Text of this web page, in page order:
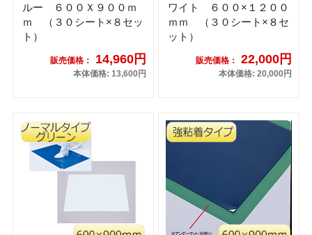
ルー ６００Ｘ９００ｍ
ｍ （３０シート×８セッ
ト）
販売価格： 14,960円
本体価格: 13,600円
ワイト ６００×１２００
ｍｍ （３０シート×８セ
ット）
販売価格： 22,000円
本体価格: 20,000円